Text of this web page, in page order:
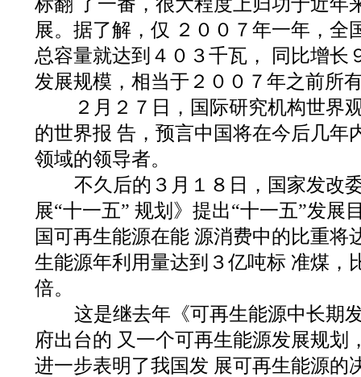
展。据了解，仅 ２００７年一年，全
总容量就达到４０３千瓦， 同比增长
发展规模，相当于２００７年之前所
２月２７日，国际研究机构世界
的世界报 告，预言中国将在今后几年
领域的领导者。
不久后的３月１８日，国家发改
展“十一五” 规划》提出“十一五”发展
国可再生能源在能 源消费中的比重将
生能源年利用量达到３亿吨标 准煤，
倍。
这是继去年《可再生能源中长期
府出台的 又一个可再生能源发展规划
进一步表明了我国发 展可再生能源的